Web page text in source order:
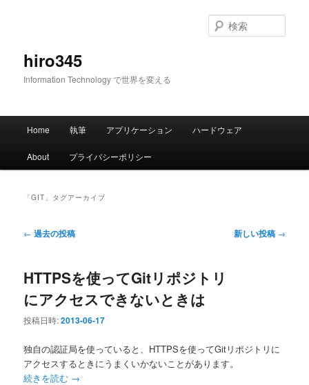
hiro345
Information Technology で世界を変える
索
メ
Home 執筆 アプリケーション ハードウェア
About プライバシーポリシー
「GIT 」タグアーカイブ
投
ビ
ー
シ
ン
← 過去の投稿 新しい投稿 →
HTTPSを使ってGitリポジトリ
にアクセスできないときは
投稿日時:2013-06-17
独自の認証局を使っていると、HTTPSを使ってGitリポジトリに
アクセスするときにうまくいかないことがあります。
続きを読む →